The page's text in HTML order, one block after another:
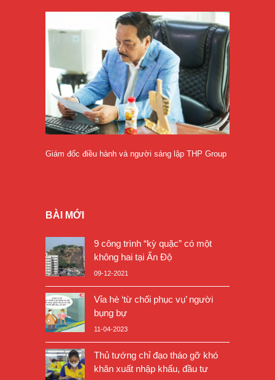
Giám đốc điều hành và người sáng lập THP Group
BÀI MỚI
9 công trình “kỳ quặc” có một
không hai tại Ấn Độ
09-12-2021
Vỉa hè ‘từ chối phục vụ’ người
bụng bự
11-04-2023
Thủ tướng chỉ đạo tháo gỡ khó
khăn xuất nhập khẩu, đầu tư